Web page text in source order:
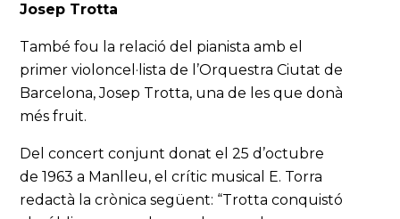
Josep Trotta
També fou la relació del pianista amb el
primer violoncel·lista de l’Orquestra Ciutat de
Barcelona, Josep Trotta, una de les que donà
més fruit.
Del concert conjunt donat el 25 d’octubre
de 1963 a Manlleu, el crític musical E. Torra
redactà la crònica següent: “Trotta conquistó